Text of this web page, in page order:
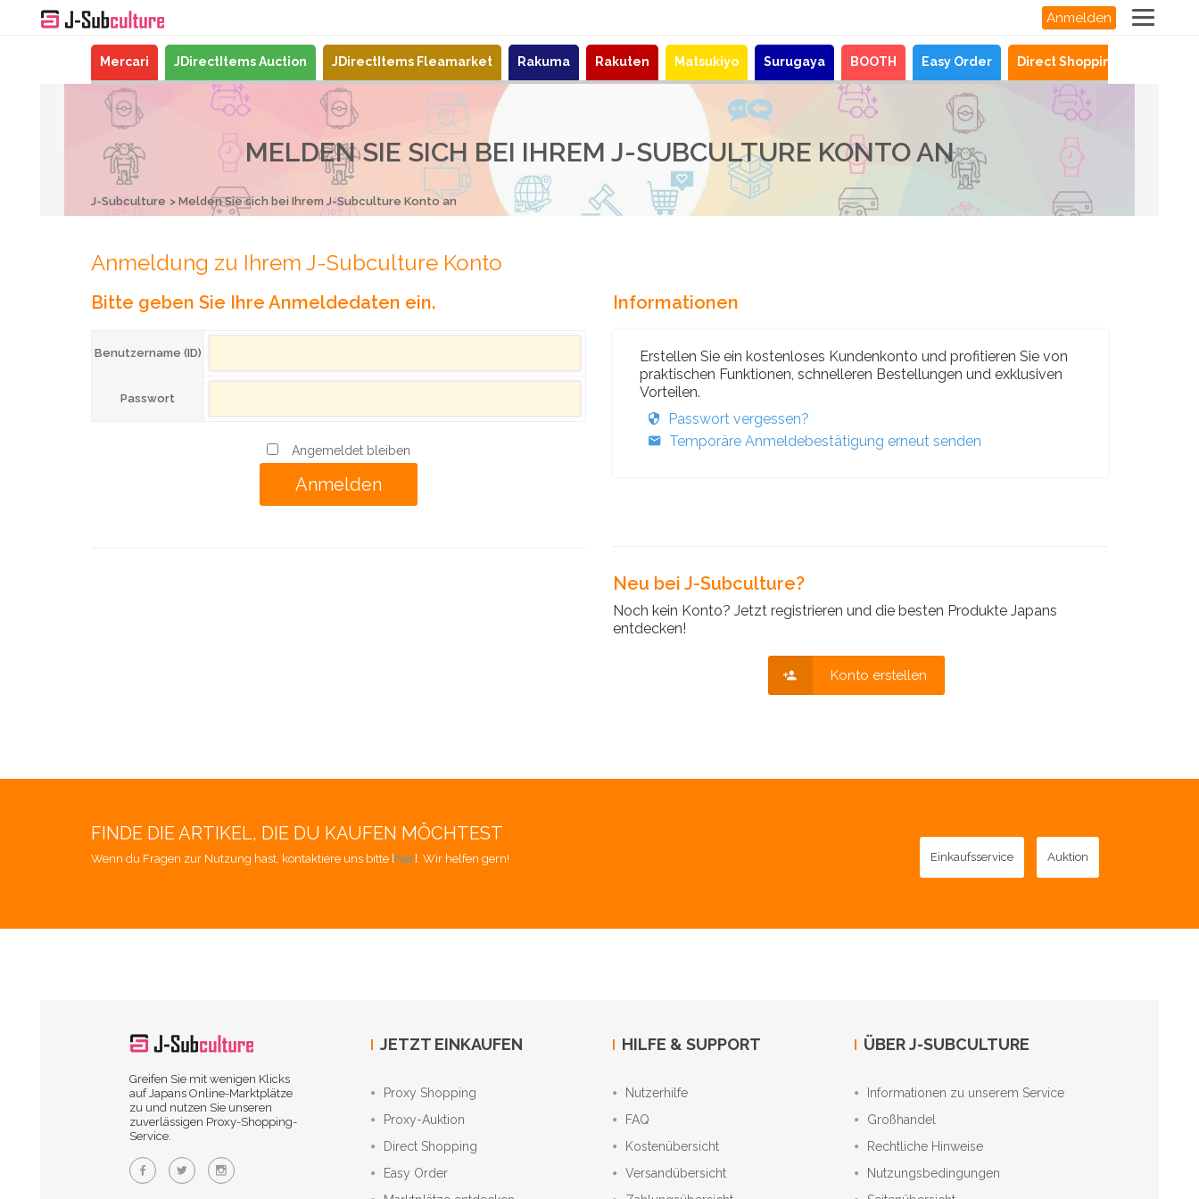
Anmelden
Mercari JDirectItems Auction JDirectItems Fleamarket Rakuma Rakuten Matsukiyo Surugaya BOOTH Easy Order Direct Shopping
MELDEN SIE SICH BEI IHREM J-SUBCULTURE KONTO AN
J-Subculture Melden Sie sich bei Ihrem J-Subculture Konto an
Anmeldung zu Ihrem J-Subculture Konto
Bitte geben Sie Ihre Anmeldedaten ein.
Benutzername (ID)
Passwort
Angemeldet bleiben
Informationen
Erstellen Sie ein kostenloses Kundenkonto und profitieren Sie von
praktischen Funktionen, schnelleren Bestellungen und exklusiven
Vorteilen.
Passwort vergessen?
Temporäre Anmeldebestätigung erneut senden
Neu bei J-Subculture?
Noch kein Konto? Jetzt registrieren und die besten Produkte Japans
entdecken!
Konto erstellen
FINDE DIE ARTIKEL, DIE DU KAUFEN MÖCHTEST
Wenn du Fragen zur Nutzung hast, kontaktiere uns bitte [hier]. Wir helfen gern! Einkaufsservice Auktion
Greifen Sie mit wenigen Klicks
auf Japans Online-Marktplätze
zu und nutzen Sie unseren
zuverlässigen Proxy-Shopping-
Service.
JETZT EINKAUFEN
Proxy Shopping
Proxy-Auktion
Direct Shopping
Easy Order
HILFE & SUPPORT
Nutzerhilfe
FAQ
Kostenübersicht
Versandübersicht
ÜBER J-SUBCULTURE
Informationen zu unserem Service
Großhandel
Rechtliche Hinweise
Nutzungsbedingungen